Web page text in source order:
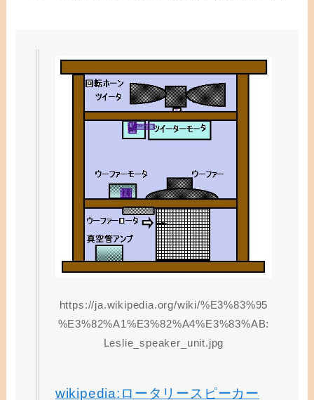
https://ja.wikipedia.org/wiki/%E3%83%95
%E3%82%A1%E3%82%A4%E3%83%AB:
Leslie_speaker_unit.jpg
wikipedia:ロータリースピーカー